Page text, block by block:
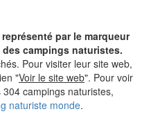
par le marqueur
campings naturistes.
Pour visiter leur site web,
"Voir le site web". Pour voir
campings naturistes,
naturiste monde.